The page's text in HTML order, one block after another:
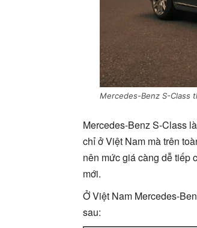
Mercedes-Benz S-Class
Mercedes-Benz S-Class
chỉ ở Việt Nam mà trên
nên mức giá càng dễ tiếp
mới.
Ở Việt Nam Mercedes-
sau: